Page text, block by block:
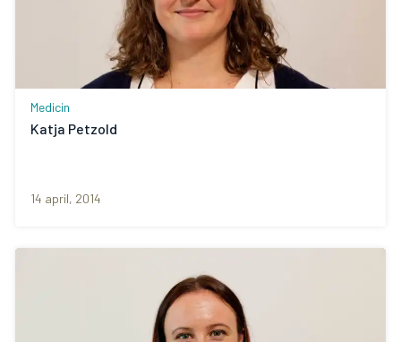
Medicin
Katja Petzold
14 april, 2014